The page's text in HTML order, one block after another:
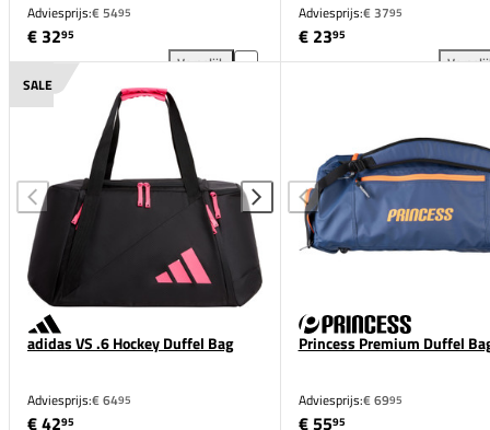
Adviesprijs:€ 5495
€ 3295
Vergelijk
Adviesprijs:€ 3795
€ 2395
SALE
adidas VS .6 Hockey Duffel Bag
Adviesprijs:€ 6495
€ 4295
Princess Premium Duffel
Adviesprijs:€ 6995
€ 5595